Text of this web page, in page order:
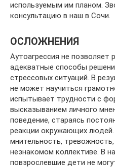
используемым им планом.
консультацию в наш в Сочи.
ОСЛОЖНЕНИЯ
Аутоагрессия не позволяет
адекватные способы
стрессовых ситуаций. В
не может научиться
испытывает трудности с
высказыванием личного
поведение, стараясь
реакции окружающих людей.
мнительность,
незнакомом коллективе. В
повзрослевшие дети не